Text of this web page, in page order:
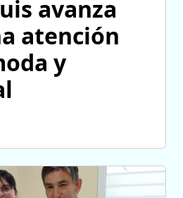
avanza
atención
y